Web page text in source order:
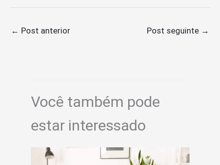
← Post anterior Post seguinte →
Você também pode
estar interessado